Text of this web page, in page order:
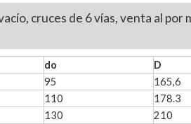
cruces de 6 vías, venta al por
do
D
95
165,6
110
178.3
130
210